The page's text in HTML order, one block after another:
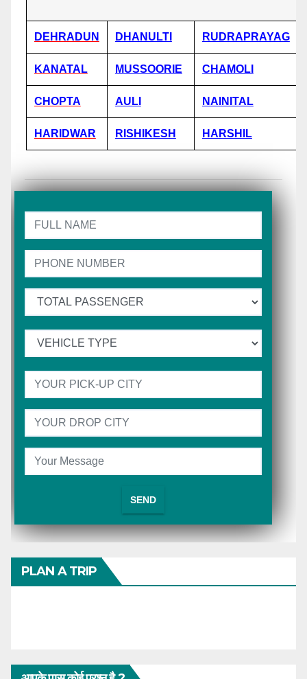
DEHRADUN DHANULTI RUDRAPRAYAG
KANATAL MUSSOORIE CHAMOLI
CHOPTA AULI NAINITAL
HARIDWAR RISHIKESH HARSHIL
PLAN A TRIP